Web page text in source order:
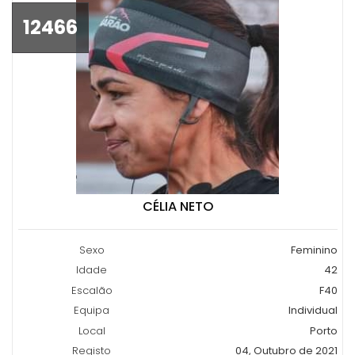
12466
CÉLIA NETO
Sexo
Feminino
Idade
42
Escalão
F40
Equipa
Individual
Local
Porto
Registo
04, Outubro de 2021